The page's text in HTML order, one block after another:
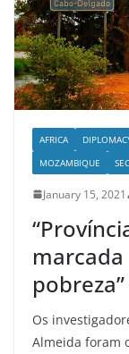
AFRICA
MOZAMBIQUE
January 15, 2021
pobreza”
Os
Almeida foram